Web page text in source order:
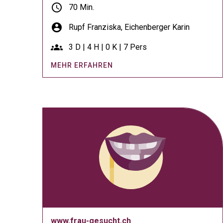
schedule 70 Min.
account_circle Rupf Franziska,Eichenberger Karin
groups 3 D | 4 H | 0 K | 7 Pers
MEHR ERFAHREN
www.frau-gesucht.ch